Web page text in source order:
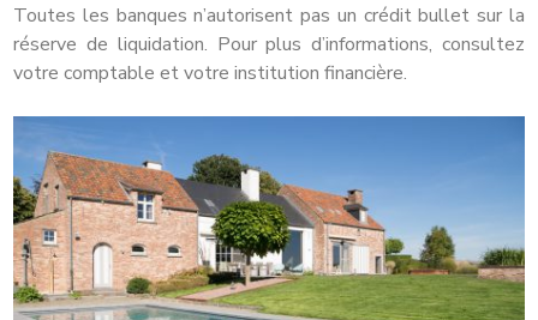
Toutes les banques n’autorisent pas un crédit bullet sur la
réserve de liquidation. Pour plus d’informations, consultez
votre comptable et votre institution financière.